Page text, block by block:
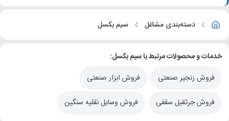
دسته‌بندی مشاغل سیم بکسل
خدمات و محصولات مرتبط با سیم بکسل:
فروش زنجیر صنعتی
فروش ابزار صنعتی
فروش جرثقیل سقفی فروش وسایل نقلیه سنگین